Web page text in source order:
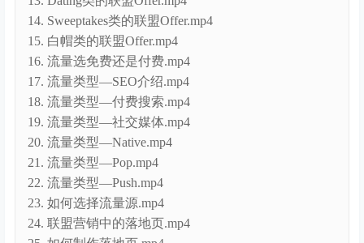
17. 流量类型—SEO介绍.mp4
18. 流量类型—付费搜索.mp4
19. 流量类型—社交媒体.mp4
20. 流量类型—Native.mp4
21. 流量类型—Pop.mp4
22. 流量类型—Push.mp4
23. 如何选择流量源.mp4
24. 联盟营销中的落地页.mp4
25. 如何制作落地页.mp4
26. 什么是好的广告创意.mp4
27. CTR的深层含义.mp4
28. MediaBuy流程与心态.mp4